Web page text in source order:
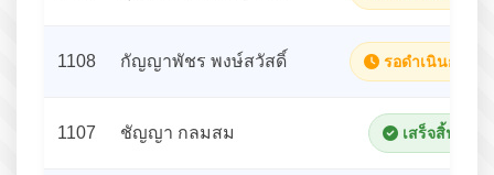
1108 กัญญาพัชร พงษ์สวัสดิ์ รอดำเนินการ
1107 ชัญญา กลมสม เสร็จสิ้น